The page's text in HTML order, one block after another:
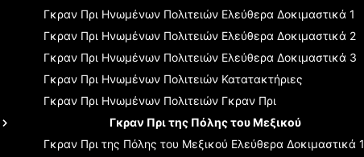
Γκραν Πρι Ηνωμένων Πολιτειών Ελεύθερα Δοκιμαστικά 1
Γκραν Πρι Ηνωμένων Πολιτειών Ελεύθερα Δοκιμαστικά 2
Γκραν Πρι Ηνωμένων Πολιτειών Ελεύθερα Δοκιμαστικά 3
Γκραν Πρι Ηνωμένων Πολιτειών Κατατακτήριες
Γκραν Πρι Ηνωμένων Πολιτειών Γκραν Πρι
Γκραν Πρι της Πόλης του Μεξικού
Γκραν Πρι της Πόλης του Μεξικού Ελεύθερα Δοκιμαστικά 1